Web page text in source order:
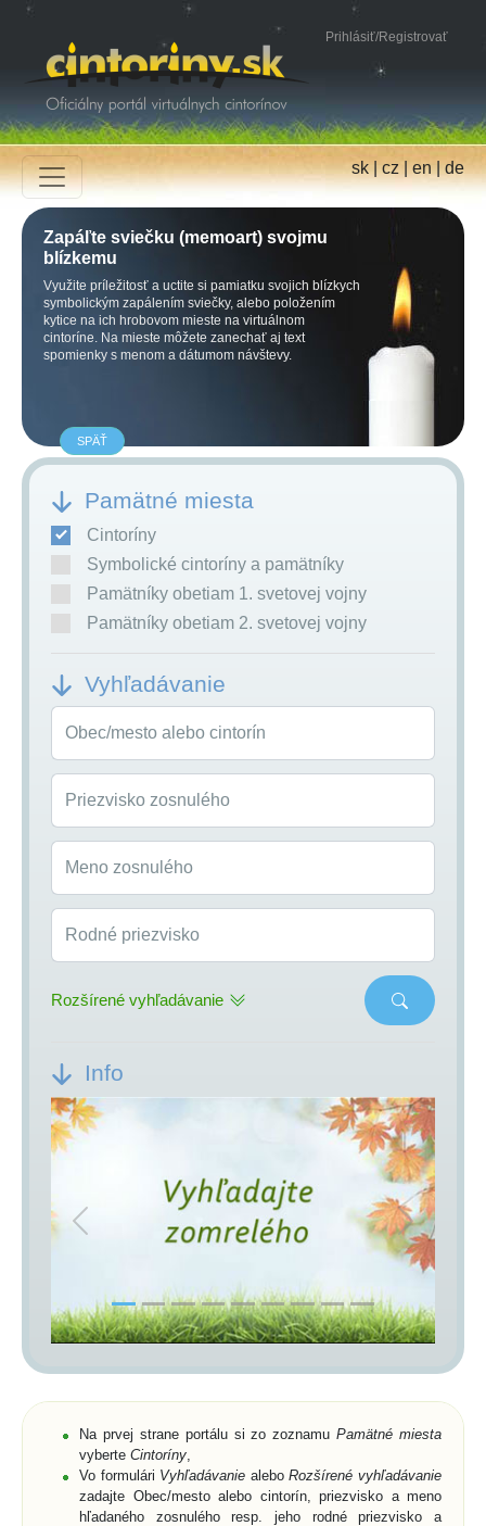
Prihlásiť/Registrovať
sk|cz|en|de
Zapáľte sviečku (memoart) svojmu
blízkemu
Využite príležitosť a uctite si pamiatku svojich blízkych
symbolickým zapálením sviečky, alebo položením
kytice na ich hrobovom mieste na virtuálnom
cintoríne. Na mieste môžete zanechať aj text
spomienky s menom a dátumom návštevy.
SPÄŤ
Pamätné miesta
Cintoríny
Symbolické cintoríny a pamätníky
Pamätníky obetiam 1. svetovej vojny
Pamätníky obetiam 2. svetovej vojny
Vyhľadávanie
Obec/mesto alebo cintorín
Priezvisko zosnulého
Meno zosnulého
Rodné priezvisko
Rozšírené vyhľadávanie
Info
Previous Next
Na prvej strane portálu si zo zoznamuPamätné miesta
vyberte Cintoríny
Vo formulári Vyhľadávanie aleboRozšírené vyhľadávanie
zadajte Obec/mesto alebo cintorín, priezvisko a meno
hľadaného zosnulého resp. jeho rodné priezvisko a